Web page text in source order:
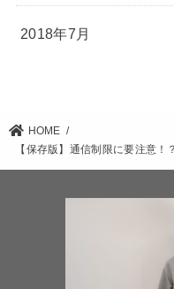
2018年7月
HOME
【保存版】通信制限に要注意